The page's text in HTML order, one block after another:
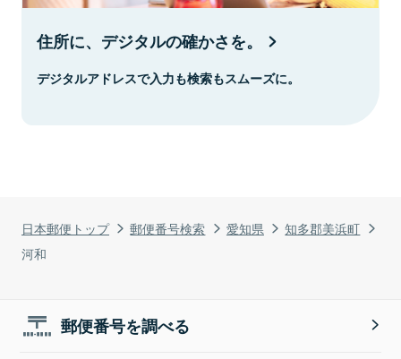
日本郵便トップ 郵便番号検索 愛知県
知多郡美浜町
河和
住所に、デジタルの確かさを。
デジタルアドレスで入力も検索もスムーズに。
郵便番号を調べる